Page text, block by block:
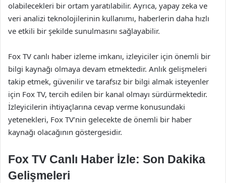
olabilecekleri bir ortam yaratılabilir. Ayrıca, yapay zeka ve
veri analizi teknolojilerinin kullanımı, haberlerin daha hızlı
ve etkili bir şekilde sunulmasını sağlayabilir.
Fox TV canlı haber izleme imkanı, izleyiciler için önemli bir
bilgi kaynağı olmaya devam etmektedir. Anlık gelişmeleri
takip etmek, güvenilir ve tarafsız bir bilgi almak isteyenler
için Fox TV, tercih edilen bir kanal olmayı sürdürmektedir.
İzleyicilerin ihtiyaçlarına cevap verme konusundaki
yetenekleri, Fox TV’nin gelecekte de önemli bir haber
kaynağı olacağının göstergesidir.
Fox TV Canlı Haber İzle: Son Dakika
Gelişmeleri